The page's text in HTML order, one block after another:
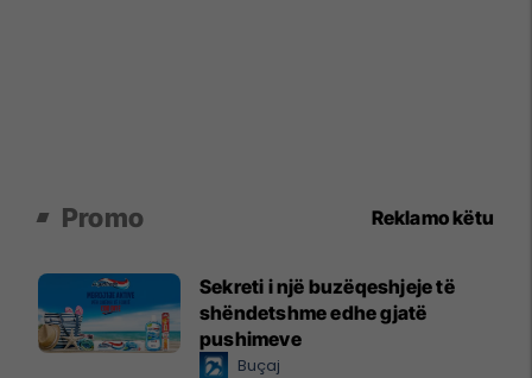
Promo Reklamo këtu
Sekreti i një buzëqeshjeje të
shëndetshme edhe gjatë
pushimeve
Buçaj